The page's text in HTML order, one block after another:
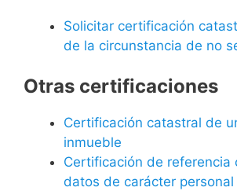
Solicitar certificación
de la circunstancia de no
Otras certificaciones
Certificación catastral de
inmueble
Certificación de referencia
datos de carácter personal